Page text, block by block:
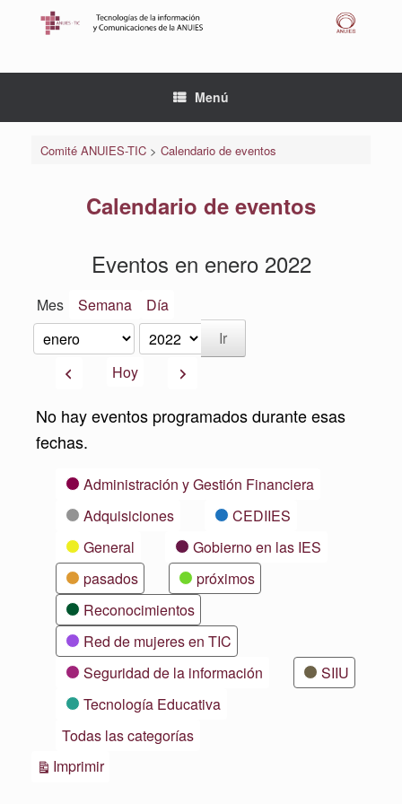
Menú
Comité ANUIES-TIC> Calendario de eventos
Calendario de eventos
Eventos en enero 2022
Mes Semana Día
Mes
Año
AnteriorHoy Siguiente
No hay eventos programados durante esas
fechas.
CategoríasAdministración y Gestión Financiera
Adquisiciones
CEDIIES
General
Gobierno en las IES
pasados
próximos
Reconocimientos
Red de mujeres en TIC
Seguridad de la información
SIIU
Tecnología Educativa
Todas las categorías
ImprimirVistas